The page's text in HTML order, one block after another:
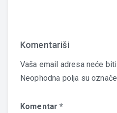
Komentariši
Vaša email adresa neće
Neophodna polja su
Komentar*